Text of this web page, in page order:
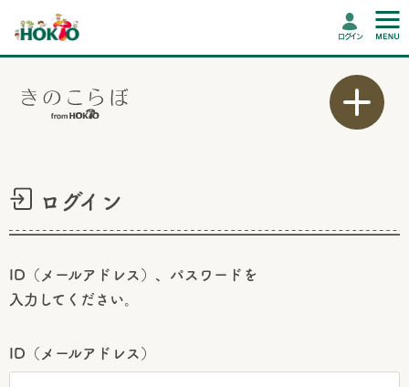
ログイン
ログイン
ID（メールアドレス）、パスワードを
入力してください。
ID（メールアドレス）